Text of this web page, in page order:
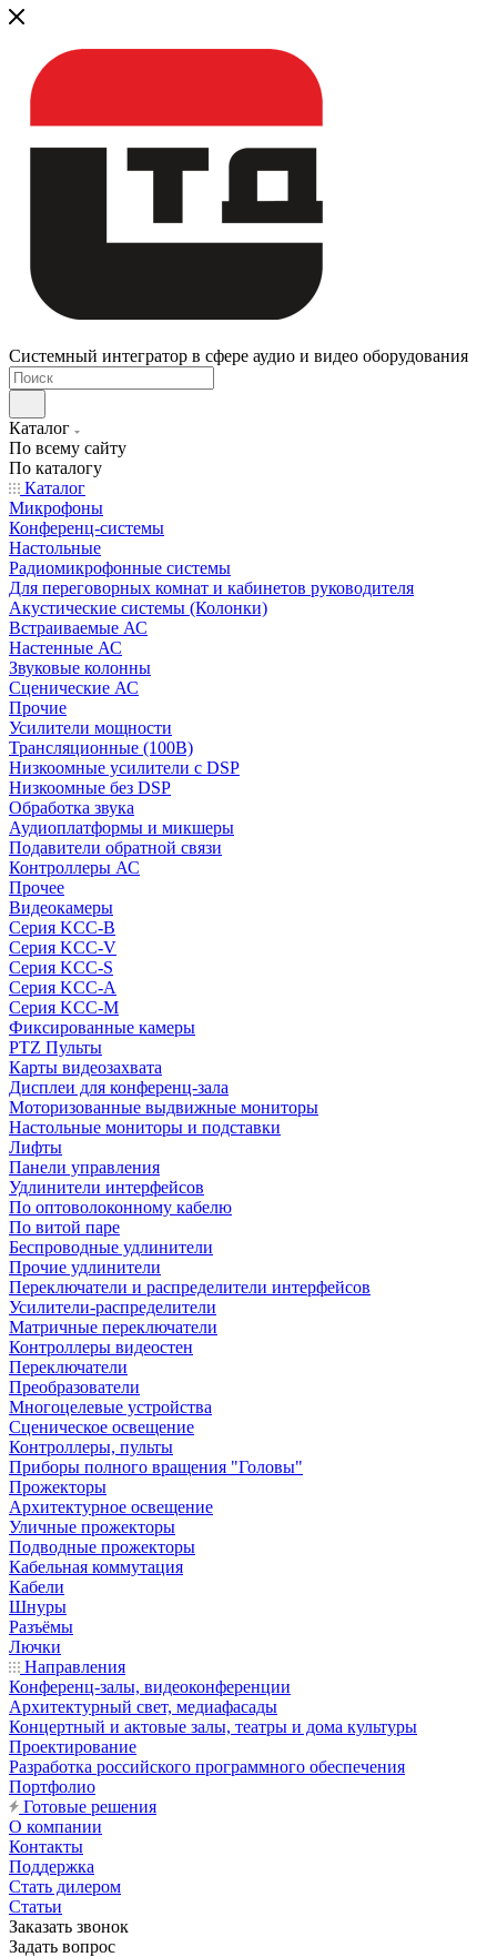
Системный интегратор в сфере аудио и видео оборудования
Каталог
По всему сайту
По каталогу
Каталог
Микрофоны
Конференц-системы
Настольные
Радиомикрофонные системы
Для переговорных комнат и кабинетов руководителя
Акустические системы (Колонки)
Встраиваемые АС
Настенные АС
Звуковые колонны
Сценические АС
Прочие
Усилители мощности
Трансляционные (100В)
Низкоомные усилители с DSP
Низкоомные без DSP
Обработка звука
Аудиоплатформы и микшеры
Подавители обратной связи
Контроллеры АС
Прочее
Видеокамеры
Серия KCC-B
Серия KCC-V
Серия KCC-S
Серия KCC-A
Серия KCC-M
Фиксированные камеры
PTZ Пульты
Карты видеозахвата
Дисплеи для конференц-зала
Моторизованные выдвижные мониторы
Настольные мониторы и подставки
Лифты
Панели управления
Удлинители интерфейсов
По оптоволоконному кабелю
По витой паре
Беспроводные удлинители
Прочие удлинители
Переключатели и распределители интерфейсов
Усилители-распределители
Матричные переключатели
Контроллеры видеостен
Переключатели
Преобразователи
Многоцелевые устройства
Сценическое освещение
Контроллеры, пульты
Приборы полного вращения "Головы"
Прожекторы
Архитектурное освещение
Уличные прожекторы
Подводные прожекторы
Кабельная коммутация
Кабели
Шнуры
Разъёмы
Лючки
Направления
Конференц-залы, видеоконференции
Архитектурный свет, медиафасады
Концертный и актовые залы, театры и дома культуры
Проектирование
Разработка российского программного обеспечения
Портфолио
Готовые решения
О компании
Контакты
Поддержка
Стать дилером
Статьи
Заказать звонок
Задать вопрос